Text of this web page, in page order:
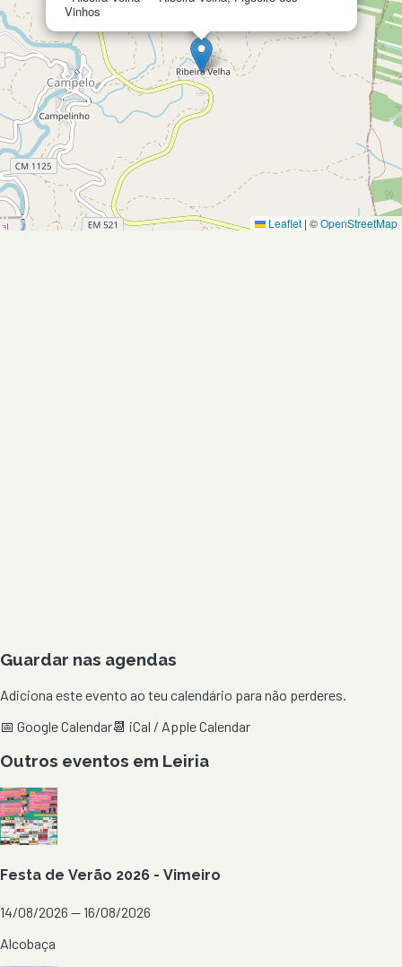
Vinhos
Leaflet | ©OpenStreetMap
Guardar nas agendas
Adiciona este evento ao teu calendário para não perderes.
📅 Google Calendar📆 iCal / Apple Calendar
Outros eventos em Leiria
Festa de Verão 2026 - Vimeiro
14/08/2026 — 16/08/2026
Alcobaça